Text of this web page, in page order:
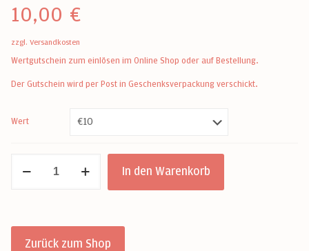
10,00 €
zzgl. Versandkosten
Wertgutschein zum einlösen im Online Shop oder auf Bestellung.
Der Gutschein wird per Post in Geschenksverpackung verschickt.
Wert
Menge
In den Warenkorb
Zurück zum Shop